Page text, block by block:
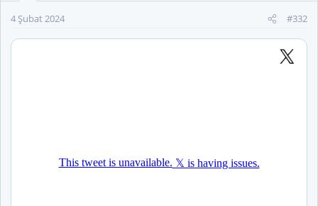
4 Şubat 2024 #332